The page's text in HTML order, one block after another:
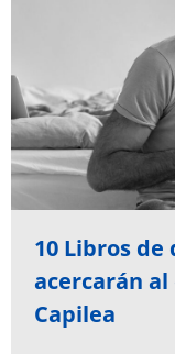
10 Libros
acercarán
Capilea